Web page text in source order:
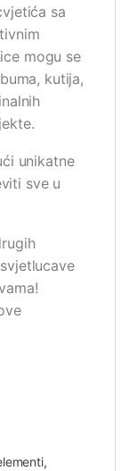
sa
mogu se
kutija,
unikatne
sve u
,